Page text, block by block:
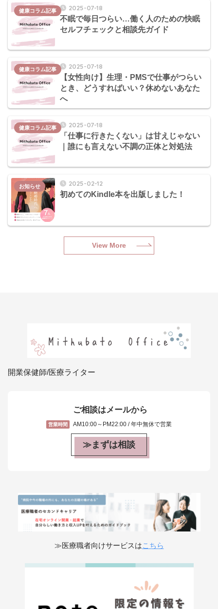
2025-07-18
不眠で毎日つらい…働く人のための快眠
セルフチェックと相談先ガイド
健康コラム記事
2025-07-18
【女性向け】生理・PMSで仕事がつらい
とき、どうすればいい？休めないあなた
へ
健康コラム記事
2025-07-18
「仕事に行きたくない」は甘えじゃない
｜誰にも言えない不調の正体と対処法
健康コラム記事
2025-02-12
初めてのKindle本を出版しました！
お知らせ
View More
開業保健師/医療ライター
ご相談はメールから
営業時間 AM10:00～PM22:00 / 年中無休で営業
≫まずは相談
≫医療職者向けサービスはこちら